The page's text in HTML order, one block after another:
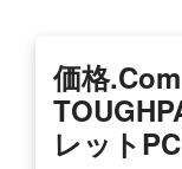
価格
レット